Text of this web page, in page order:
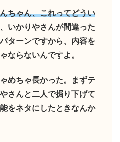
ちゃん、これってどうい
いかりやさんが間違った
ターンですから、内容を
ならないんですよ。
めちゃ長かった。まずテ
さんと二人で掘り下げて
をネタにしたときなんか